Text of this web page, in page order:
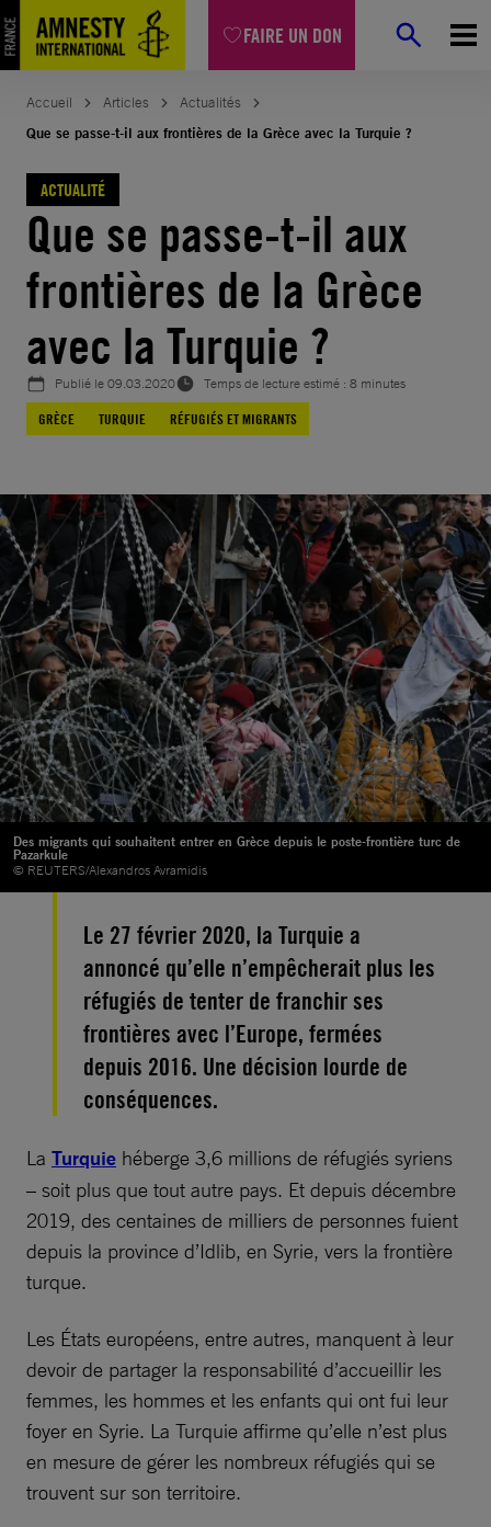
FAIRE UN DON
Aller
au
contenu
Accueil Articles
Actualités
Que se passe-t-il aux frontières de la Grèce avec la Turquie ?
ACTUALITÉ
Que se passe-t-il aux
frontières de la Grèce
avec la Turquie ?
Publié le09.03.2020
Temps de lecture estimé : 8 minutes
GRÈCE
TURQUIE RÉFUGIÉS ET MIGRANTS
Des migrants qui souhaitent entrer en Grèce depuis le poste-frontière turc de
Pazarkule
© REUTERS/Alexandros Avramidis
Le 27 février 2020, la Turquie a
annoncé qu’elle n’empêcherait plus les
réfugiés de tenter de franchir ses
frontières avec l’Europe, fermées
depuis 2016. Une décision lourde de
conséquences.
La Turquie héberge 3,6 millions de réfugiés syriens
– soit plus que tout autre pays. Et depuis décembre
2019, des centaines de milliers de personnes fuient
depuis la province d’Idlib, en Syrie, vers la frontière
turque.
Les États européens, entre autres, manquent à leur
devoir de partager la responsabilité d’accueillir les
femmes, les hommes et les enfants qui ont fui leur
foyer en Syrie. La Turquie affirme qu’elle n’est plus
en mesure de gérer les nombreux réfugiés qui se
trouvent sur son territoire.